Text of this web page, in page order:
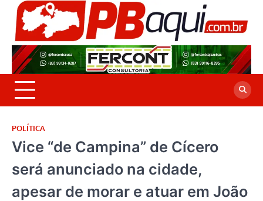
Skip
content
POLÍTICA
Vice “de Campina” de Cícero
será anunciado na cidade,
apesar de morar e atuar em João